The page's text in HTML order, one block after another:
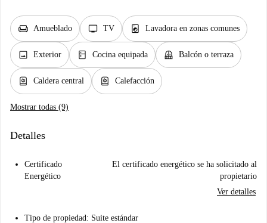
chair Amueblado tv TV local_laundry_service Lavadora en zonas comunes
image Exterior kitchen Cocina equipada balcony Balcón o terraza
water_heater Caldera central water_heater Calefacción
Mostrar todas (9)
Detalles
Certificado
Energético
El certificado energético se ha solicitado al
propietario
Ver detalles
Tipo de propiedad: Suite estándar